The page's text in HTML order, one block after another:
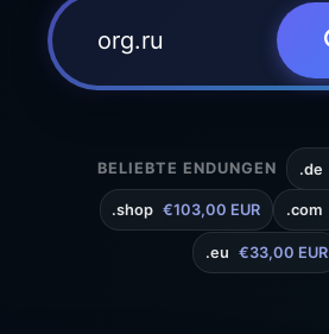
BELIEBTE ENDUNGEN .de
.shop €103,00 EUR .com
.eu €33,00 EUR